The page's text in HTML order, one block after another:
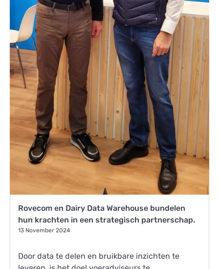
Rovecom en Dairy Data Warehouse bundelen
hun krachten in een strategisch partnerschap.
13 November 2024
Door data te delen en bruikbare inzichten te